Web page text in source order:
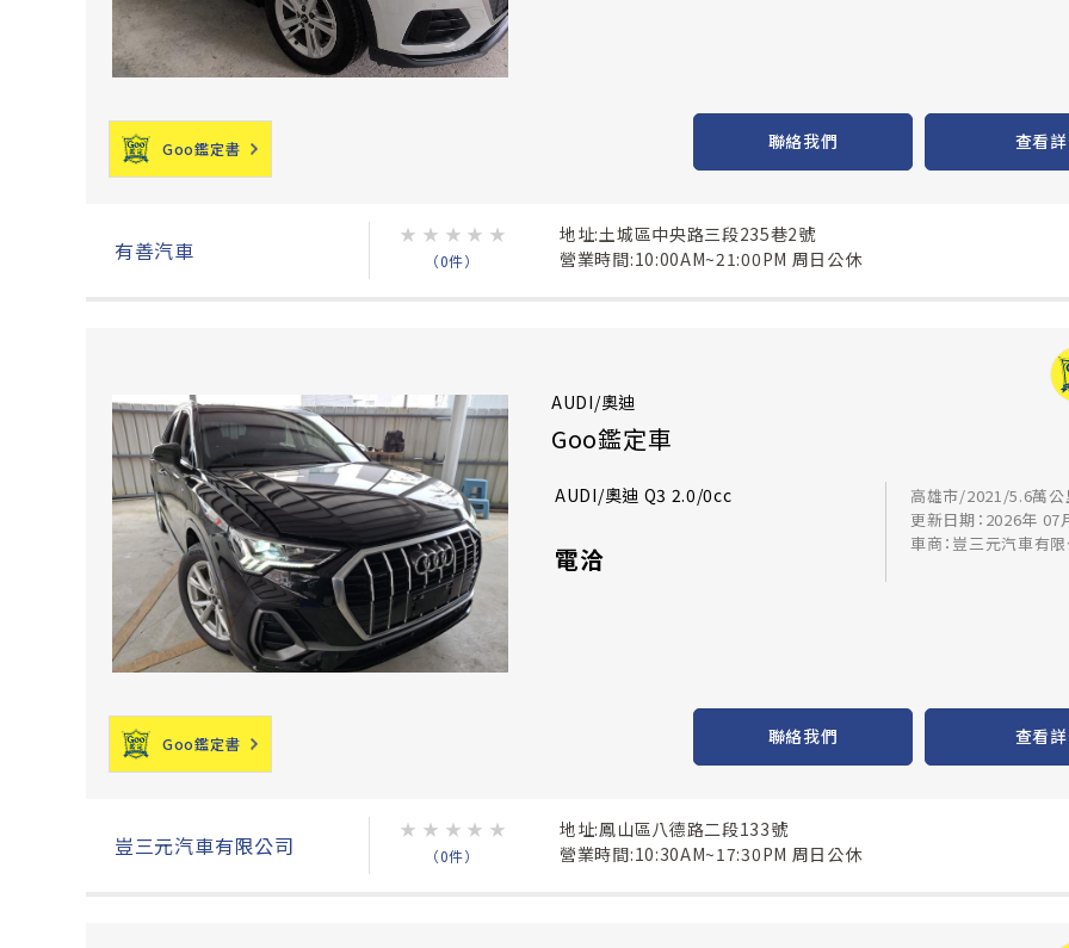
Goo鑑定書 聯絡我們 查看
有善汽車
★ ★ ★ ★ ★
（0件）
地址:土城區中央路三段235巷2號
營業時間:10:00AM~21:00PM 周日公休
AUDI/奧迪
Goo鑑定車
AUDI/奧迪 Q3 2.0/0cc
電洽
高雄市/2021/5.6萬公
更新日期：2026年 07
車商：豈三元汽車有
Goo鑑定書 聯絡我們 查看
豈三元汽車有限公司
★ ★ ★ ★ ★
（0件）
地址:鳳山區八德路二段133號
營業時間:10:30AM~17:30PM 周日公休